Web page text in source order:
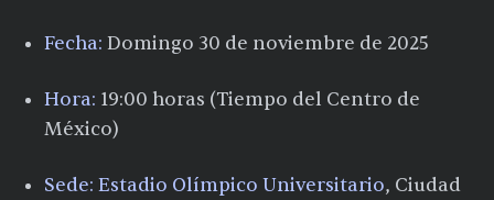
Fecha: Domingo 30 de noviembre de 2025
Hora: 19:00 horas (Tiempo del Centro de
México)
Sede: Estadio Olímpico Universitario, Ciudad